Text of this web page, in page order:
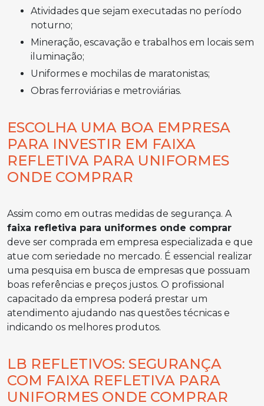
Atividades que sejam executadas no período
noturno;
Mineração, escavação e trabalhos em locais sem
iluminação;
Uniformes e mochilas de maratonistas;
Obras ferroviárias e metroviárias.
ESCOLHA UMA BOA EMPRESA
PARA INVESTIR EM FAIXA
REFLETIVA PARA UNIFORMES
ONDE COMPRAR
Assim como em outras medidas de segurança. A
faixa refletiva para uniformes onde comprar
deve ser comprada em empresa especializada e que
atue com seriedade no mercado. É essencial realizar
uma pesquisa em busca de empresas que possuam
boas referências e preços justos. O profissional
capacitado da empresa poderá prestar um
atendimento ajudando nas questões técnicas e
indicando os melhores produtos.
LB REFLETIVOS: SEGURANÇA
COM FAIXA REFLETIVA PARA
UNIFORMES ONDE COMPRAR